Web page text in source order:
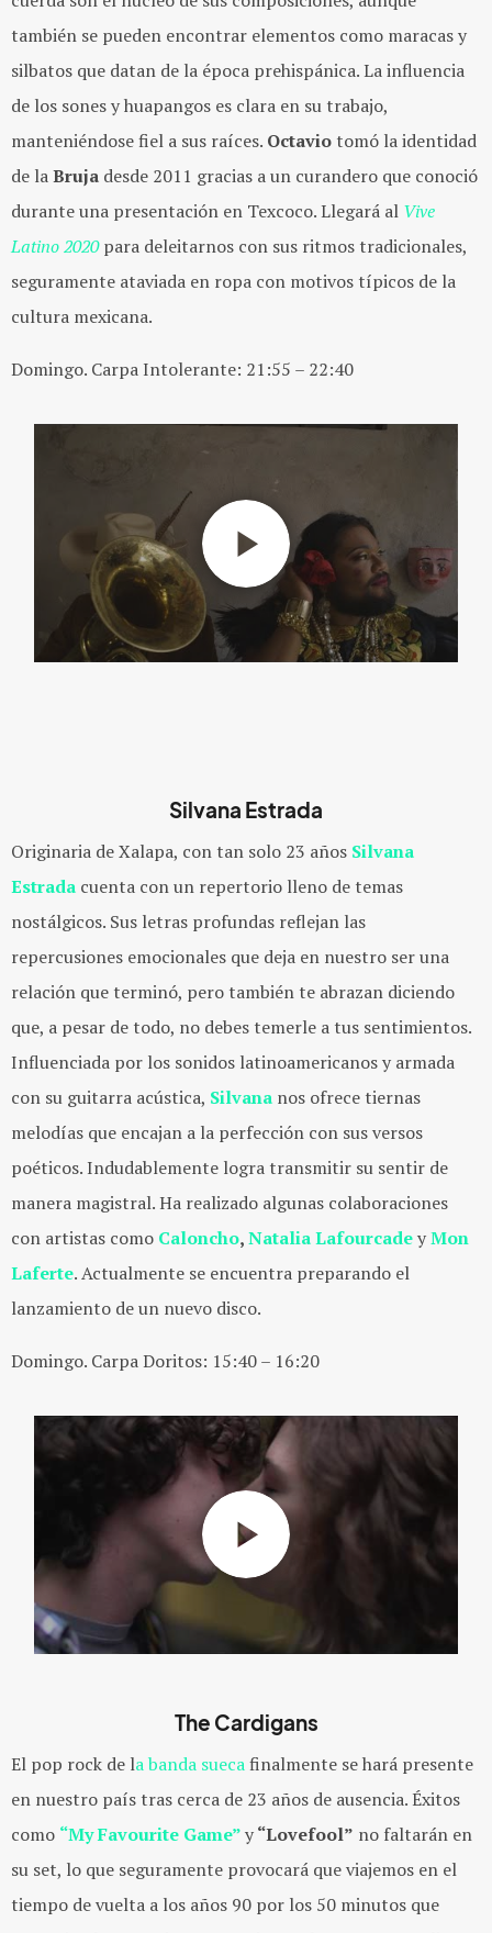
también se pueden encontrar elementos como maracas y
silbatos que datan de la época prehispánica. La influencia
de los sones y huapangos es clara en su trabajo,
manteniéndose fiel a sus raíces. Octavio tomó la identidad
de laBruja desde 2011 gracias a un curandero que conoció
durante una presentación en Texcoco. Llegará al Vive
Latino 2020para deleitarnos con sus ritmos tradicionales,
seguramente ataviada en ropa con motivos típicos de la
cultura mexicana.
Domingo. Carpa Intolerante: 21:55 – 22:40
Silvana Estrada
Originaria de Xalapa, con tan solo 23 años Silvana
Estrada cuenta con un repertorio lleno de temas
nostálgicos. Sus letras profundas reflejan las
repercusiones emocionales que deja en nuestro ser una
relación que terminó, pero también te abrazan diciendo
que, a pesar de todo, no debes temerle a tus sentimientos.
Influenciada por los sonidos latinoamericanos y armada
con su guitarra acústica, Silvana nos ofrece tiernas
melodías que encajan a la perfección con sus versos
poéticos. Indudablemente logra transmitir su sentir de
manera magistral. Ha realizado algunas colaboraciones
con artistas como Caloncho,Natalia LafourcadeyMon
Laferte. Actualmente se encuentra preparando el
lanzamiento de un nuevo disco.
Domingo. Carpa Doritos: 15:40 – 16:20
The Cardigans
El pop rock de la banda suecafinalmente se hará presente
en nuestro país tras cerca de 23 años de ausencia. Éxitos
como “My Favourite Game”y“Lovefool” no faltarán en
su set, lo que seguramente provocará que viajemos en el
tiempo de vuelta a los años 90 por los 50 minutos que